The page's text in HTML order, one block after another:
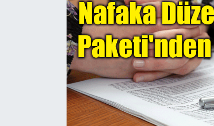
Gayrimenkul